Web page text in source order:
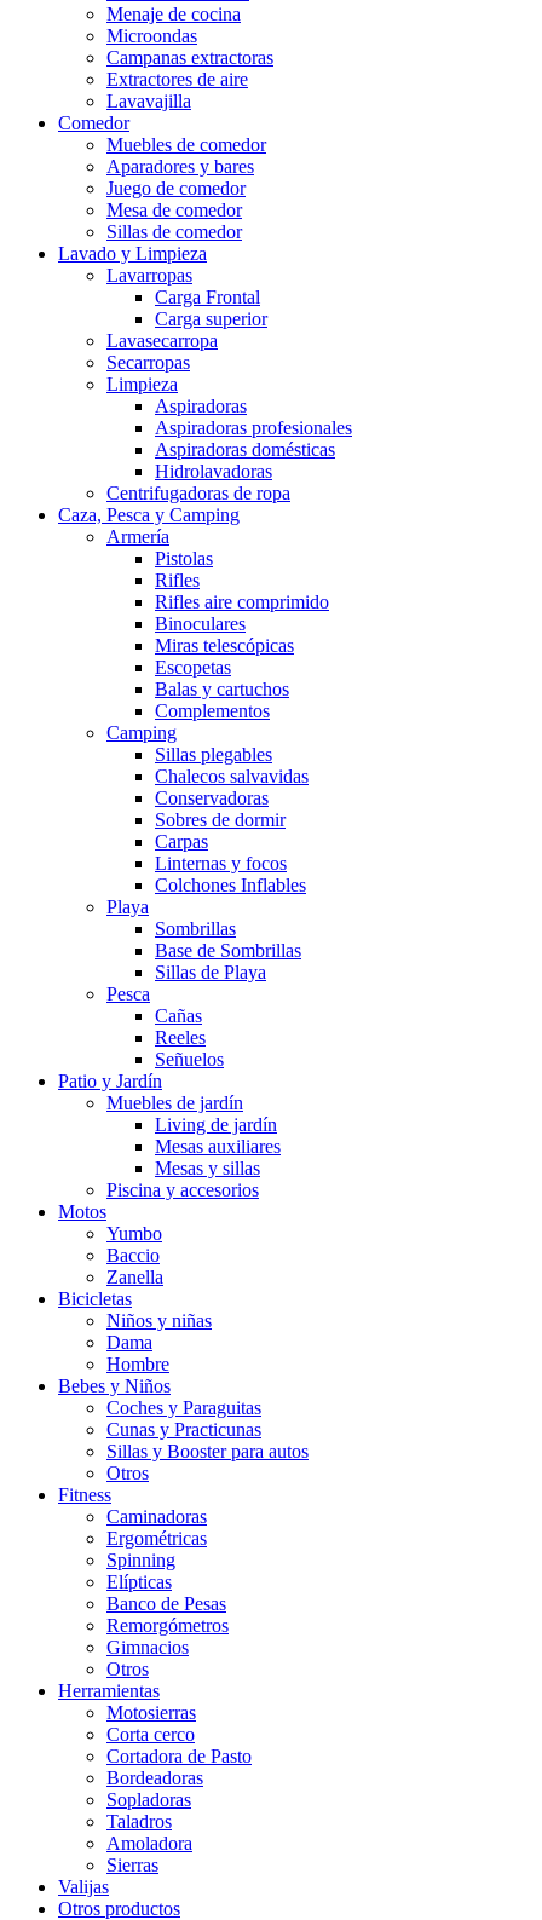
Menaje de cocina
Microondas
Campanas extractoras
Extractores de aire
Lavavajilla
Comedor
Muebles de comedor
Aparadores y bares
Juego de comedor
Mesa de comedor
Sillas de comedor
Lavado y Limpieza
Lavarropas
Carga Frontal
Carga superior
Lavasecarropa
Secarropas
Limpieza
Aspiradoras
Aspiradoras profesionales
Aspiradoras domésticas
Hidrolavadoras
Centrifugadoras de ropa
Caza, Pesca y Camping
Armería
Pistolas
Rifles
Rifles aire comprimido
Binoculares
Miras telescópicas
Escopetas
Balas y cartuchos
Complementos
Camping
Sillas plegables
Chalecos salvavidas
Conservadoras
Sobres de dormir
Carpas
Linternas y focos
Colchones Inflables
Playa
Sombrillas
Base de Sombrillas
Sillas de Playa
Pesca
Cañas
Reeles
Señuelos
Patio y Jardín
Muebles de jardín
Living de jardín
Mesas auxiliares
Mesas y sillas
Piscina y accesorios
Motos
Yumbo
Baccio
Zanella
Bicicletas
Niños y niñas
Dama
Hombre
Bebes y Niños
Coches y Paraguitas
Cunas y Practicunas
Sillas y Booster para autos
Otros
Fitness
Caminadoras
Ergométricas
Spinning
Elípticas
Banco de Pesas
Remorgómetros
Gimnacios
Otros
Herramientas
Motosierras
Corta cerco
Cortadora de Pasto
Bordeadoras
Sopladoras
Taladros
Amoladora
Sierras
Valijas
Otros productos